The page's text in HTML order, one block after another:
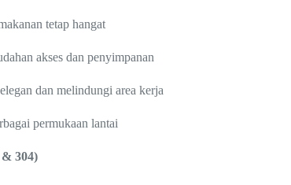
tetap hangat
akses dan penyimpanan
dan melindungi area kerja
permukaan lantai
& 304)